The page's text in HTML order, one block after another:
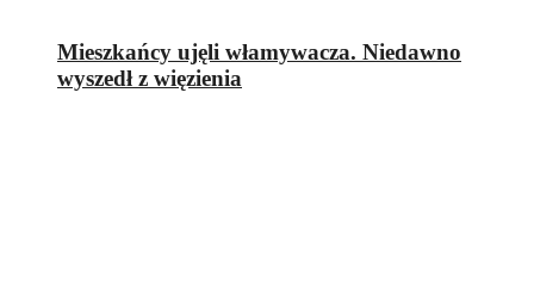
Mieszkańcy ujęli włamywacza. Niedawno
wyszedł z więzienia